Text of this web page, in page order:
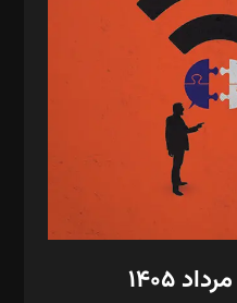
فکرانه، فائزه فتحی
لطفی زاده